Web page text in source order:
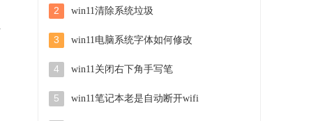
2 win11清除系统垃圾
3 win11电脑系统字体如何修改
4 win11关闭右下角手写笔
5 win11笔记本老是自动断开wifi